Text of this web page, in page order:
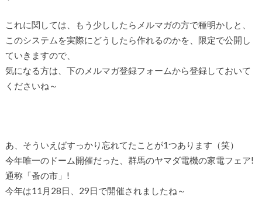
これに関しては、もう少ししたらメルマガの方で種明かしと、
このシステムを実際にどうしたら作れるのかを、限定で公開し
ていきますので、
気になる方は、下のメルマガ登録フォームから登録しておいて
くださいね～
あ、そういえばすっかり忘れてたことが1つあります（笑）
今年唯一のドーム開催だった、群馬のヤマダ電機の家電フェア!
通称「蚤の市」!
今年は11月28日、29日で開催されましたね～